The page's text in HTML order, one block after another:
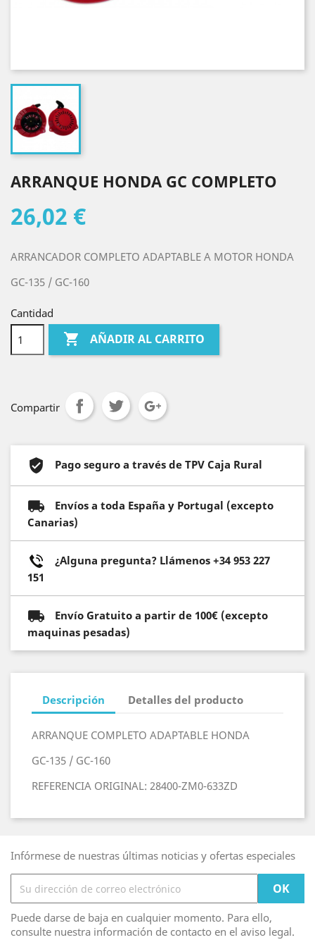
ARRANQUE HONDA GC COMPLETO
26,02 €
ARRANCADOR COMPLETO ADAPTABLE A MOTOR HONDA
GC-135 / GC-160
Cantidad
 AÑADIR AL CARRITO
Compartir
Pago seguro a través de TPV Caja Rural
Envíos a toda España y Portugal (excepto
Canarias)
¿Alguna pregunta? Llámenos +34 953 227
151
Envío Gratuito a partir de 100€ (excepto
maquinas pesadas)
Descripción Detalles del producto
ARRANQUE COMPLETO ADAPTABLE HONDA
GC-135 / GC-160
REFERENCIA ORIGINAL: 28400-ZM0-633ZD
Infórmese de nuestras últimas noticias y ofertas especiales
Puede darse de baja en cualquier momento. Para ello,
consulte nuestra información de contacto en el aviso legal.